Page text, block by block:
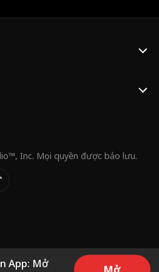
faces constant belittlement from
Inc. Mọi quyền được bảo lưu.
App: Mở
Mở